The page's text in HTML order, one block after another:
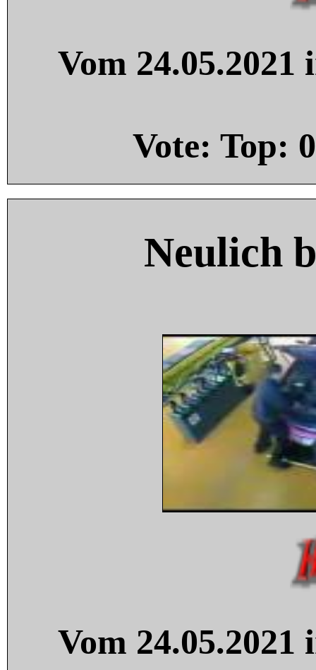
Vom
Vote: Top: 0
Neulich
Vom